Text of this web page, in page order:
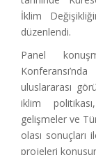
İklim
düzenlendi.
Panel
uluslararası
iklim
gelişmeler ve
olası
projeleri